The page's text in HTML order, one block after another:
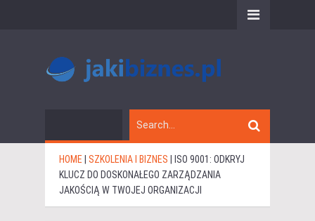
HOME SZKOLENIA I BIZNES
ISO 9001: ODKRYJ
KLUCZ DO DOSKONAŁEGO ZARZĄDZANIA
JAKOŚCIĄ W TWOJEJ ORGANIZACJI